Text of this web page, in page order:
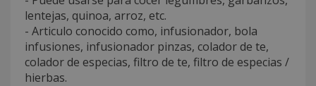
lentejas, quinoa, arroz, etc.
- Articulo conocido como, infusionador, bola
infusiones, infusionador pinzas, colador de te,
colador de especias, filtro de te, filtro de especias /
hierbas.